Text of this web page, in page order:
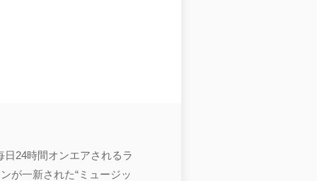
24時間オンエアされるラ
が一新された“ミュージッ